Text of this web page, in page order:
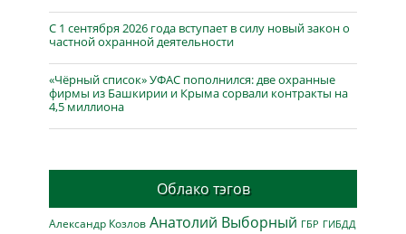
С 1 сентября 2026 года вступает в силу новый закон о
частной охранной деятельности
«Чёрный список» УФАС пополнился: две охранные
фирмы из Башкирии и Крыма сорвали контракты на
4,5 миллиона
Облако тэгов
Александр Козлов Анатолий Выборный ГБР ГИБДД